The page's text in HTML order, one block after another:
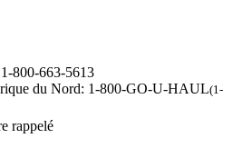
800-663-5613
du Nord: 1-800-GO-U-HAUL(1-
rappelé